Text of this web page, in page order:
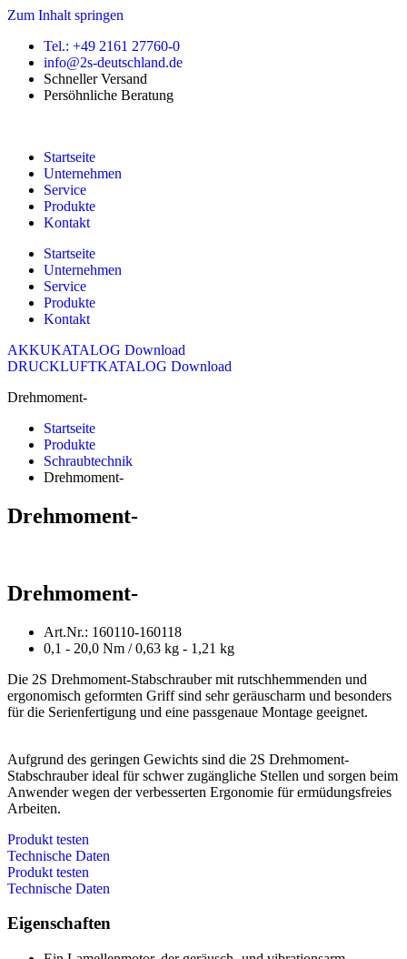
Zum Inhalt springen
Tel.: +49 2161 27760-0
info@2s-deutschland.de
Schneller Versand
Persöhnliche Beratung
Startseite
Unternehmen
Service
Produkte
Kontakt
Startseite
Unternehmen
Service
Produkte
Kontakt
AKKUKATALOG Download
DRUCKLUFTKATALOG Download
Drehmoment-
Startseite
Produkte
Schraubtechnik
Drehmoment-
Drehmoment-
Drehmoment-
Art.Nr.: 160110-160118
0,1 - 20,0 Nm / 0,63 kg - 1,21 kg
Die 2S Drehmoment-Stabschrauber mit rutschhemmenden und
ergonomisch geformten Griff sind sehr geräuscharm und besonders
für die Serienfertigung und eine passgenaue Montage geeignet.
Aufgrund des geringen Gewichts sind die 2S Drehmoment-
Stabschrauber ideal für schwer zugängliche Stellen und sorgen beim
Anwender wegen der verbesserten Ergonomie für ermüdungsfreies
Arbeiten.
Produkt testen
Technische Daten
Produkt testen
Technische Daten
Eigenschaften